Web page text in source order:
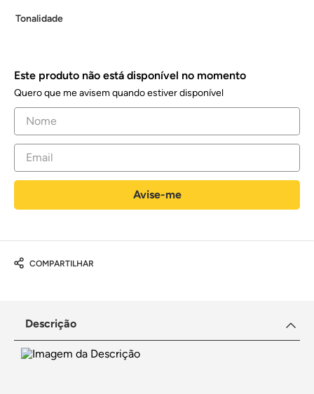
Tonalidade
Este produto não está disponível no momento
Quero que me avisem quando estiver disponível
COMPARTILHAR
Descrição